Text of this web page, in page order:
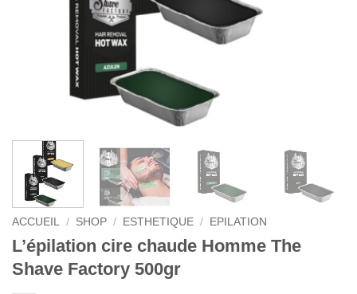
ACCUEIL / SHOP / ESTHETIQUE / EPILATION
L’épilation cire chaude Homme The
Shave Factory 500gr